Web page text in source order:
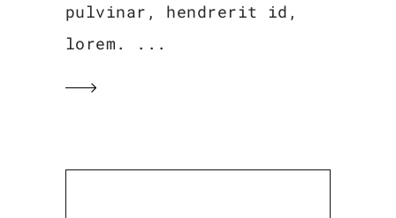
pulvinar, hendrerit id,
lorem.